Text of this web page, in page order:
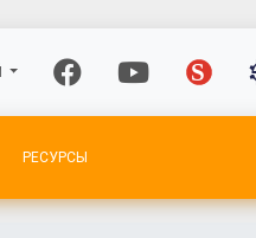
РЕСУРСЫ